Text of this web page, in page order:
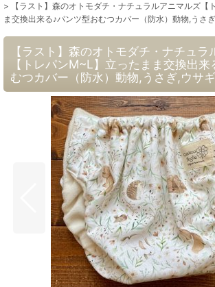
>
【ラスト】森のオトモダチ・ナチュラルアニマルズ【
ま交換出来る♪パンツ型おむつカバー（防水）動物,うさ
【ラスト】森のオトモダチ・ナチュラ
【トレパンM~L】立ったまま交換出
むつカバー（防水）動物,うさぎ,ウサギ